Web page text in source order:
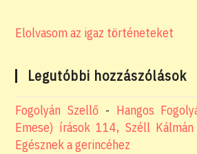
Elolvasom az igaz történeteket
Legutóbbi hozzászólások
Fogolyán Szellő - Hangos
Emese) írások 114, Széll
Egésznek a gerincéhez